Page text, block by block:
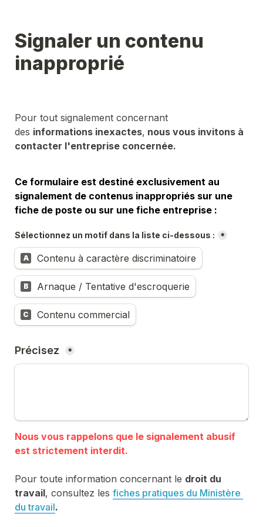
Signaler un contenu
inapproprié
Pour tout signalement concernant
des informations inexactes, nous vous invitons à
contacter l'entreprise concernée.
Ce formulaire est destiné exclusivement au
signalement de contenus inappropriés sur une
fiche de poste ou sur une fiche entreprise :
Sélectionnez un motif dans la liste ci-dessous : *
A Contenu à caractère discriminatoire
B Arnaque / Tentative d'escroquerie
C Contenu commercial
Précisez *
Nous vous rappelons que le signalement abusif
Pour toute information concernant le droit du
travail, consultez les fiches pratiques du Ministère
du travail